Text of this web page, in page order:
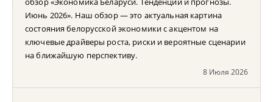
Июнь 2026». Наш обзор — это актуальная картина
состояния белорусской экономики с акцентом на
ключевые драйверы роста, риски и вероятные сценарии
на ближайшую перспективу.
8 Июля 2026